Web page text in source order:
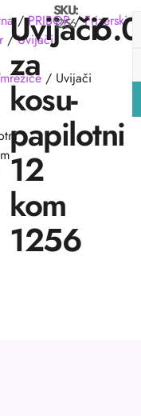
/PRIBOR/Frizerski
/Uvijači
/ Uvijači
Uvijači
za
kosu-
papilotni
12
kom
1256
SKU:
1256